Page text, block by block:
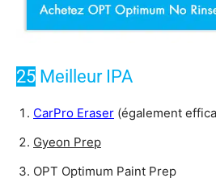
25 Meilleur IPA
CarPro Eraser (également
Gyeon Prep
OPT Optimum Paint Prep